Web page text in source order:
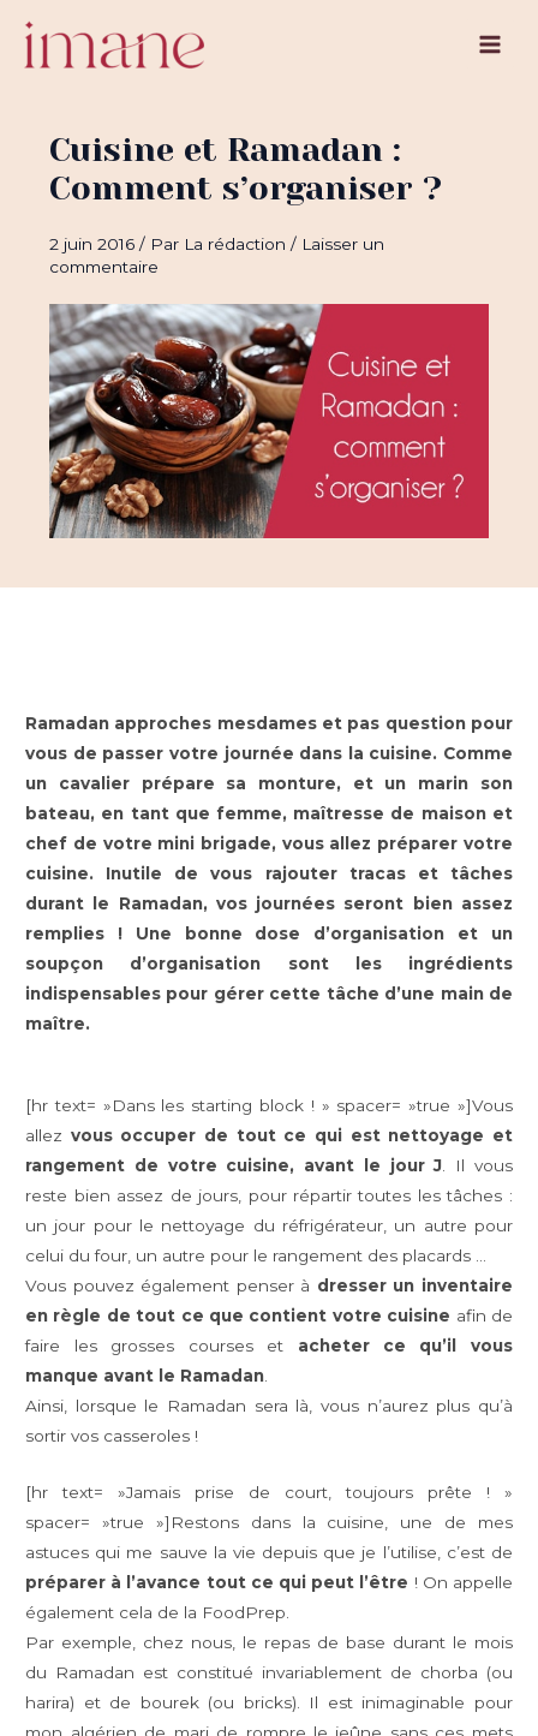
contenu
Main
Cuisine et Ramadan :
Comment s’organiser ?
2 juin 2016/ Par La rédaction/ Laisser un
commentaire
Ramadan approches mesdames et pas question pour
vous de passer votre journée dans la cuisine. Comme
un cavalier prépare sa monture, et un marin son
bateau, en tant que femme, maîtresse de maison et
chef de votre mini brigade, vous allez préparer votre
cuisine. Inutile de vous rajouter tracas et tâches
durant le Ramadan, vos journées seront bien assez
remplies ! Une bonne dose d’organisation et un
soupçon d’organisation sont les ingrédients
indispensables pour gérer cette tâche d’une main de
maître.
[hr text= »Dans les starting block ! » spacer= »true »]Vous
allez vous occuper de tout ce qui est nettoyage et
rangement de votre cuisine, avant le jour J. Il vous
reste bien assez de jours, pour répartir toutes les tâches :
un jour pour le nettoyage du réfrigérateur, un autre pour
celui du four, un autre pour le rangement des placards …
Vous pouvez également penser à dresser un inventaire
en règle de tout ce que contient votre cuisine afin de
faire les grosses courses et acheter ce qu’il vous
manque avant le Ramadan.
Ainsi, lorsque le Ramadan sera là, vous n’aurez plus qu’à
sortir vos casseroles !
[hr text= »Jamais prise de court, toujours prête ! »
spacer= »true »]Restons dans la cuisine, une de mes
astuces qui me sauve la vie depuis que je l’utilise, c’est de
préparer à l’avance tout ce qui peut l’être ! On appelle
également cela de la FoodPrep.
Par exemple, chez nous, le repas de base durant le mois
du Ramadan est constitué invariablement de chorba (ou
harira) et de bourek (ou bricks). Il est inimaginable pour